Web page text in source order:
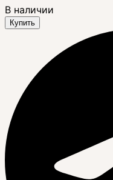
В наличии
Купить